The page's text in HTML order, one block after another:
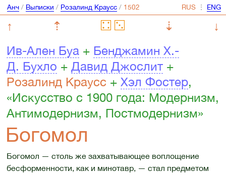
Анч/ Выписки / Розалинд Краусс/ ⋮
↑ ⇡ ⇣
↓
Ив-Ален Буа+ Бенджамин Х.-
Д. Бухло + Давид Джослит+
Розалинд Краусс + Хэл Фостер,
«Искусство с 1900 года: Модернизм,
Антимодернизм, Постмодернизм»
Богомол
Богомол — столь же захватывающее воплощение
бесформенности, как и минотавр, — стал предметом